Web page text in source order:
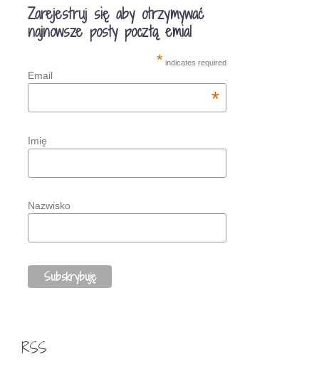
Zarejestruj się aby otrzymywać
najnowsze posty pocztą emial
* indicates required
Email
*
Imię
Nazwisko
RSS